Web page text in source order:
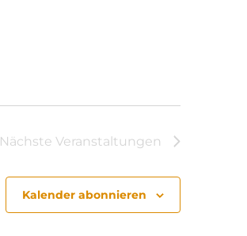
Nächste Veranstaltungen
Kalender abonnieren